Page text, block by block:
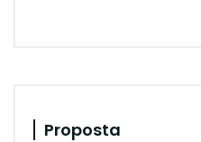
Proposta